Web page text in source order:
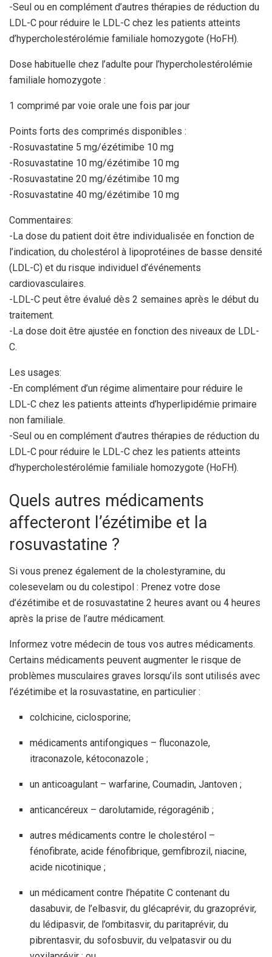
-Seul ou en complément d’autres thérapies de réduction du
LDL-C pour réduire le LDL-C chez les patients atteints
d’hypercholestérolémie familiale homozygote (HoFH).
Dose habituelle chez l’adulte pour l’hypercholestérolémie
familiale homozygote :
1 comprimé par voie orale une fois par jour
Points forts des comprimés disponibles :
-Rosuvastatine 5 mg/ézétimibe 10 mg
-Rosuvastatine 10 mg/ézétimibe 10 mg
-Rosuvastatine 20 mg/ézétimibe 10 mg
-Rosuvastatine 40 mg/ézétimibe 10 mg
Commentaires:
-La dose du patient doit être individualisée en fonction de
l’indication, du cholestérol à lipoprotéines de basse densité
(LDL-C) et du risque individuel d’événements
cardiovasculaires.
-LDL-C peut être évalué dès 2 semaines après le début du
traitement.
-La dose doit être ajustée en fonction des niveaux de LDL-
C.
Les usages:
-En complément d’un régime alimentaire pour réduire le
LDL-C chez les patients atteints d’hyperlipidémie primaire
non familiale.
-Seul ou en complément d’autres thérapies de réduction du
LDL-C pour réduire le LDL-C chez les patients atteints
d’hypercholestérolémie familiale homozygote (HoFH).
Quels autres médicaments
affecteront l’ézétimibe et la
rosuvastatine ?
Si vous prenez également de la cholestyramine, du
colesevelam ou du colestipol : Prenez votre dose
d’ézétimibe et de rosuvastatine 2 heures avant ou 4 heures
après la prise de l’autre médicament.
Informez votre médecin de tous vos autres médicaments.
Certains médicaments peuvent augmenter le risque de
problèmes musculaires graves lorsqu’ils sont utilisés avec
l’ézétimibe et la rosuvastatine, en particulier :
colchicine, ciclosporine;
médicaments antifongiques – fluconazole,
itraconazole, kétoconazole ;
un anticoagulant – warfarine, Coumadin, Jantoven ;
anticancéreux – darolutamide, régoragénib ;
autres médicaments contre le cholestérol –
fénofibrate, acide fénofibrique, gemfibrozil, niacine,
acide nicotinique ;
un médicament contre l’hépatite C contenant du
dasabuvir, de l’elbasvir, du glécaprévir, du grazoprévir,
du lédipasvir, de l’ombitasvir, du paritaprévir, du
pibrentasvir, du sofosbuvir, du velpatasvir ou du